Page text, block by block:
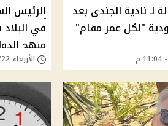
لـ نادية الجندي بعد
"لكل عمر مقام"
الرئيس
في
منهج
الأربعاء 22/يناير/2025 - 10:37 م